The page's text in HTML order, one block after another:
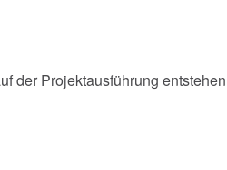
der Projektausführung